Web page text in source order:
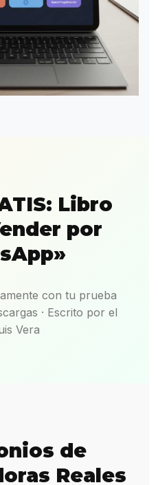
Libro
por
con tu prueba
· Escrito por el
Vera
de
Reales